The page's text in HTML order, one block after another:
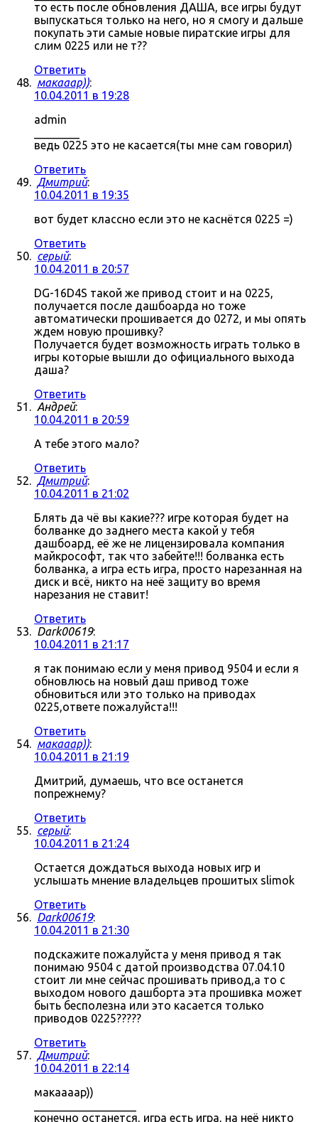
то есть после обновления ДАША, все игры будут
выпускаться только на него, но я смогу и дальше
покупать эти самые новые пиратские игры для
слим 0225 или не т??
Ответить
макааар)):
10.04.2011 в 19:28
admin
ведь 0225 это не касается(ты мне сам говорил)
Ответить
Дмитрий:
10.04.2011 в 19:35
вот будет классно если это не каснётся 0225 =)
Ответить
серый:
10.04.2011 в 20:57
DG-16D4S такой же привод стоит и на 0225,
получается после дашбоарда но тоже
автоматически прошивается до 0272, и мы опять
ждем новую прошивку?
Получается будет возможность играть только в
игры которые вышли до официального выхода
даша?
Ответить
Андрей:
10.04.2011 в 20:59
А тебе этого мало?
Ответить
Дмитрий:
10.04.2011 в 21:02
Блять да чё вы какие??? игре которая будет на
болванке до заднего места какой у тебя
дашбоард, её же не лицензировала компания
майкрософт, так что забейте!!! болванка есть
болванка, а игра есть игра, просто нарезанная на
диск и всё, никто на неё защиту во время
нарезания не ставит!
Ответить
Dark00619:
10.04.2011 в 21:17
я так понимаю если у меня привод 9504 и если я
обновлюсь на новый даш привод тоже
обновиться или это только на приводах
0225,ответе пожалуйста!!!
Ответить
макааар)):
10.04.2011 в 21:19
Дмитрий, думаешь, что все останется
попрежнему?
Ответить
серый:
10.04.2011 в 21:24
Остается дождаться выхода новых игр и
услышать мнение владельцев прошитых slimok
Ответить
Dark00619:
10.04.2011 в 21:30
подскажите пожалуйста у меня привод я так
понимаю 9504 с датой производства 07.04.10
стоит ли мне сейчас прошивать привод,а то с
выходом нового дашборта эта прошивка может
быть бесполезна или это касается только
приводов 0225?????
Ответить
Дмитрий:
10.04.2011 в 22:14
макаааар))
конечно останется, игра есть игра, на неё никто